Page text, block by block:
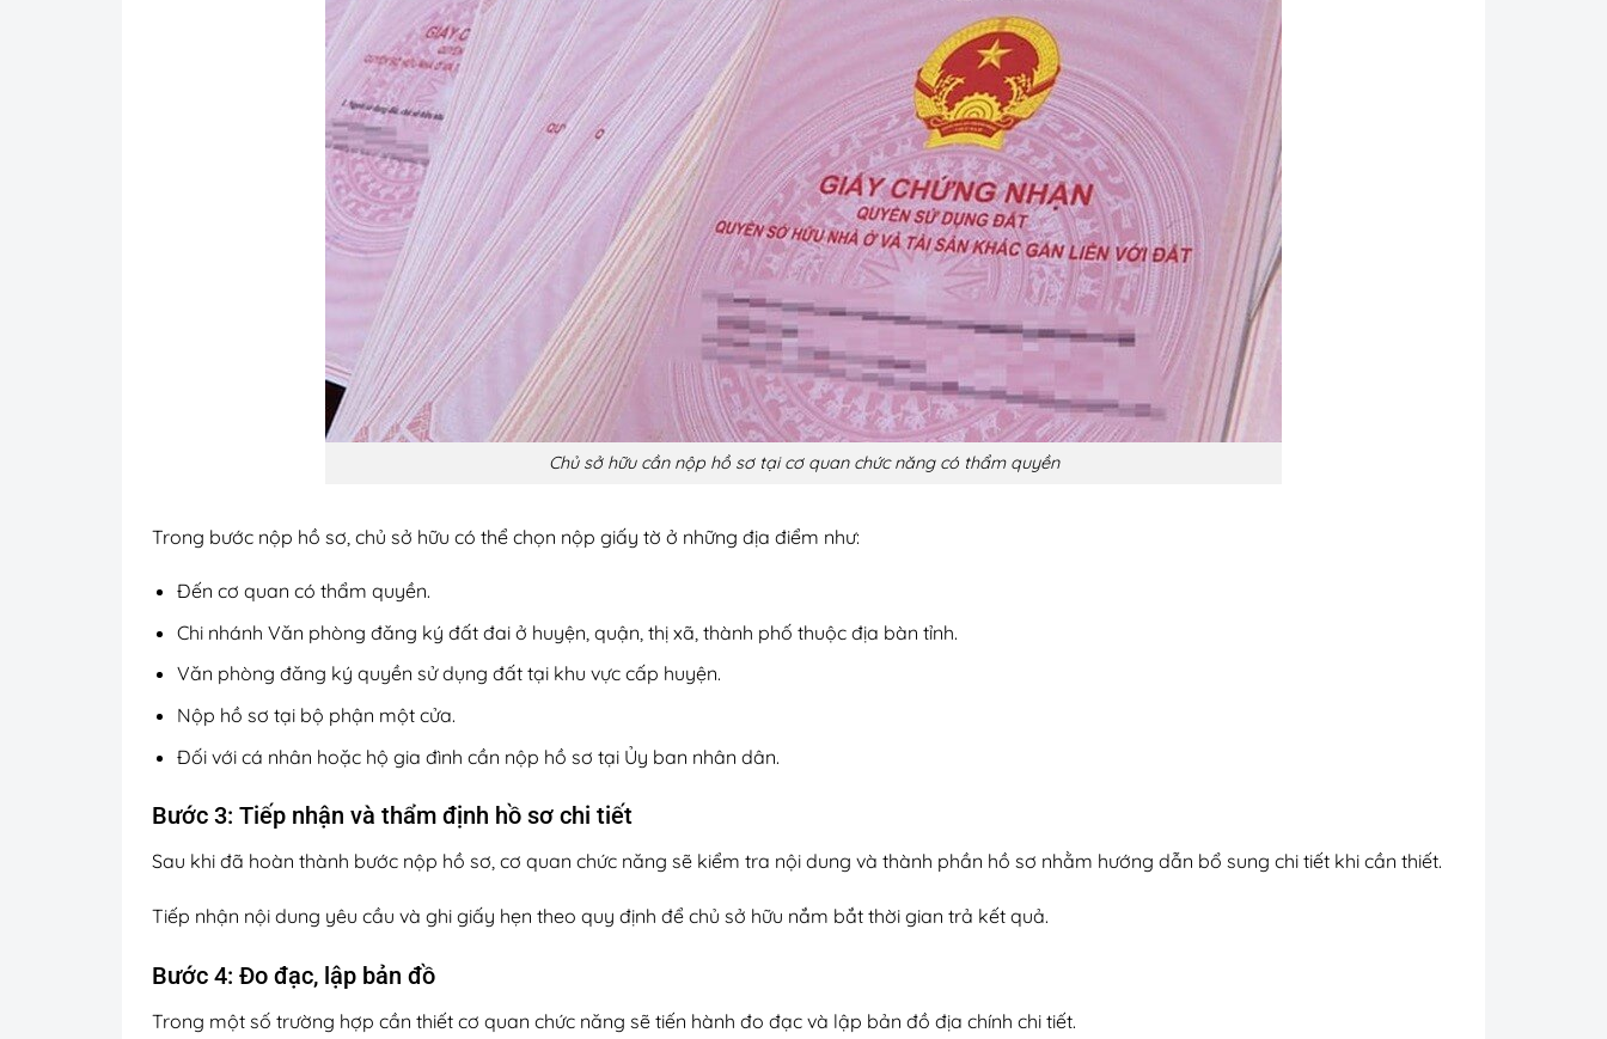
Chủ sở hữu cần nộp hồ sơ tại cơ quan chức năng có thẩm quyền
Trong bước nộp hồ sơ, chủ sở hữu có thể chọn nộp giấy tờ ở những địa điểm như:
Đến cơ quan có thẩm quyền.
Chi nhánh Văn phòng đăng ký đất đai ở huyện, quận, thị xã, thành phố thuộc địa bàn tỉnh.
Văn phòng đăng ký quyền sử dụng đất tại khu vực cấp huyện.
Nộp hồ sơ tại bộ phận một cửa.
Đối với cá nhân hoặc hộ gia đình cần nộp hồ sơ tại Ủy ban nhân dân.
Bước 3: Tiếp nhận và thẩm định hồ sơ chi tiết
Sau khi đã hoàn thành bước nộp hồ sơ, cơ quan chức năng sẽ kiểm tra nội dung và thành phần hồ sơ nhằm hướng dẫn bổ sung chi tiết khi cần thiết.
Tiếp nhận nội dung yêu cầu và ghi giấy hẹn theo quy định để chủ sở hữu nắm bắt thời gian trả kết quả.
Bước 4: Đo đạc, lập bản đồ
Trong một số trường hợp cần thiết cơ quan chức năng sẽ tiến hành đo đạc và lập bản đồ địa chính chi tiết.